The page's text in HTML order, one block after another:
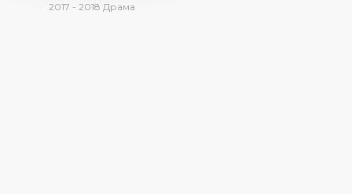
2017 - 2018 Драма